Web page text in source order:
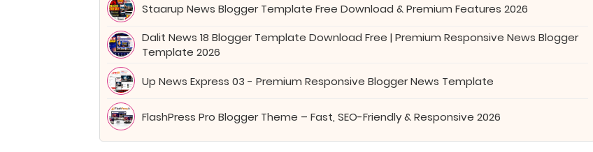
Staarup News Blogger Template Free Download & Premium Features 2026
Dalit News 18 Blogger Template Download Free | Premium Responsive News Blogger
Template 2026
Up News Express 03 - Premium Responsive Blogger News Template
FlashPress Pro Blogger Theme – Fast, SEO-Friendly & Responsive 2026